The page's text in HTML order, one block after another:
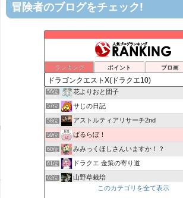
冒険者のブログをチェック!
ランキング ポイント ブロ画
机上の空論-DQ10エアプ日記
54位 カスミ心理学研究所
55位 ヨモゲーム ドラクエ10攻略ブログ
56位 花よりおと団子
57位 サじの日記
58位 アストルティアリサーチ2nd
59位 ばるらぼ！
60位 みみっくほしさんいますか！？
61位 ドラクエ 金策の寄り道
62位 山野草栽培
まいっちんぐ！ねるこ先生【ドラク
このカテゴリを全て表示